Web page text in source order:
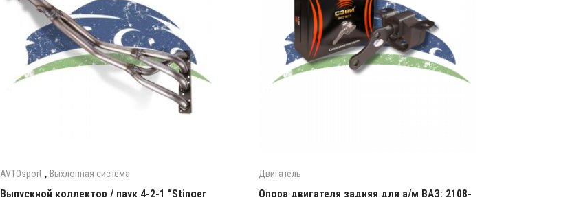
AVTOsport, Выхлопная система
Выпускной коллектор / паук 4-2-1 “Stinger
Двигатель
Опора двигателя задняя для а/м ВАЗ: 2108-